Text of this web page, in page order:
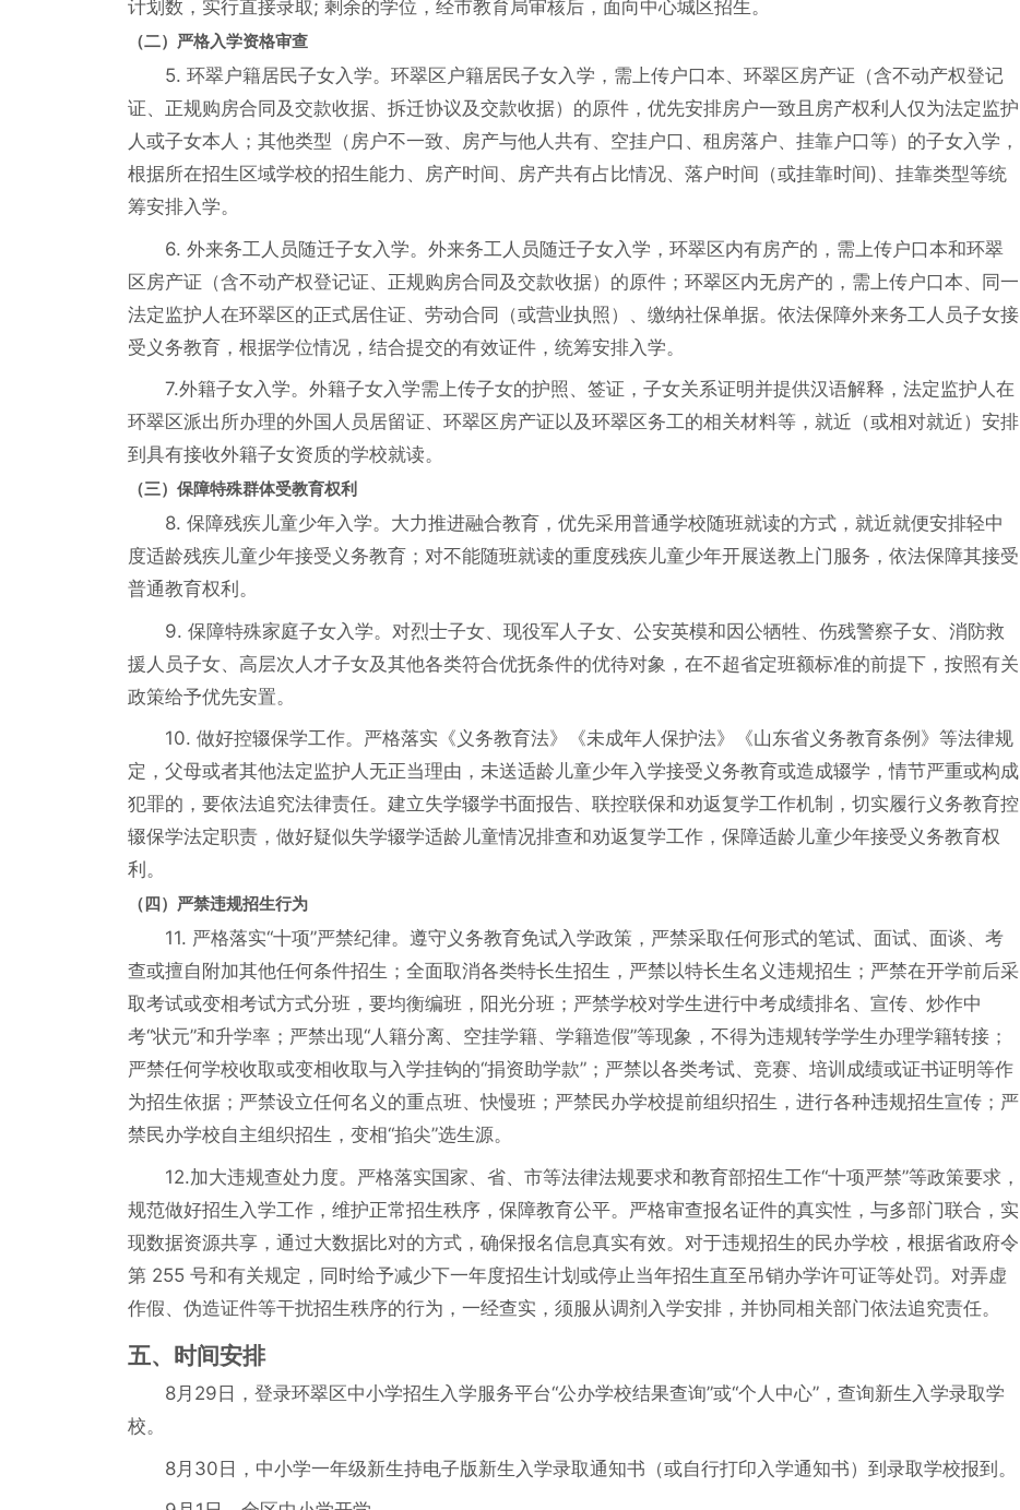
计划数，实行直接录取; 剩余的学位，经市教育局审核后，面向中心城区招生。
（二）严格入学资格审查
5. 环翠户籍居民子女入学。环翠区户籍居民子女入学，需上传户口本、环翠区房产证（含不动产权登记
证、正规购房合同及交款收据、拆迁协议及交款收据）的原件，优先安排房户一致且房产权利人仅为法定监护
人或子女本人；其他类型（房户不一致、房产与他人共有、空挂户口、租房落户、挂靠户口等）的子女入学，
根据所在招生区域学校的招生能力、房产时间、房产共有占比情况、落户时间（或挂靠时间)、挂靠类型等统
筹安排入学。
6. 外来务工人员随迁子女入学。外来务工人员随迁子女入学，环翠区内有房产的，需上传户口本和环翠
区房产证（含不动产权登记证、正规购房合同及交款收据）的原件；环翠区内无房产的，需上传户口本、同一
法定监护人在环翠区的正式居住证、劳动合同（或营业执照）、缴纳社保单据。依法保障外来务工人员子女接
受义务教育，根据学位情况，结合提交的有效证件，统筹安排入学。
7.外籍子女入学。外籍子女入学需上传子女的护照、签证，子女关系证明并提供汉语解释，法定监护人在
环翠区派出所办理的外国人员居留证、环翠区房产证以及环翠区务工的相关材料等，就近（或相对就近）安排
到具有接收外籍子女资质的学校就读。
（三）保障特殊群体受教育权利
8. 保障残疾儿童少年入学。大力推进融合教育，优先采用普通学校随班就读的方式，就近就便安排轻中
度适龄残疾儿童少年接受义务教育；对不能随班就读的重度残疾儿童少年开展送教上门服务，依法保障其接受
普通教育权利。
9. 保障特殊家庭子女入学。对烈士子女、现役军人子女、公安英模和因公牺牲、伤残警察子女、消防救
援人员子女、高层次人才子女及其他各类符合优抚条件的优待对象，在不超省定班额标准的前提下，按照有关
政策给予优先安置。
10. 做好控辍保学工作。严格落实《义务教育法》《未成年人保护法》《山东省义务教育条例》等法律规
定，父母或者其他法定监护人无正当理由，未送适龄儿童少年入学接受义务教育或造成辍学，情节严重或构成
犯罪的，要依法追究法律责任。建立失学辍学书面报告、联控联保和劝返复学工作机制，切实履行义务教育控
辍保学法定职责，做好疑似失学辍学适龄儿童情况排查和劝返复学工作，保障适龄儿童少年接受义务教育权
利。
（四）严禁违规招生行为
11. 严格落实“十项”严禁纪律。遵守义务教育免试入学政策，严禁采取任何形式的笔试、面试、面谈、考
查或擅自附加其他任何条件招生；全面取消各类特长生招生，严禁以特长生名义违规招生；严禁在开学前后采
取考试或变相考试方式分班，要均衡编班，阳光分班；严禁学校对学生进行中考成绩排名、宣传、炒作中
考“状元”和升学率；严禁出现“人籍分离、空挂学籍、学籍造假”等现象，不得为违规转学学生办理学籍转接；
严禁任何学校收取或变相收取与入学挂钩的“捐资助学款”；严禁以各类考试、竞赛、培训成绩或证书证明等作
为招生依据；严禁设立任何名义的重点班、快慢班；严禁民办学校提前组织招生，进行各种违规招生宣传；严
禁民办学校自主组织招生，变相“掐尖”选生源。
12.加大违规查处力度。严格落实国家、省、市等法律法规要求和教育部招生工作“十项严禁”等政策要求，
规范做好招生入学工作，维护正常招生秩序，保障教育公平。严格审查报名证件的真实性，与多部门联合，实
现数据资源共享，通过大数据比对的方式，确保报名信息真实有效。对于违规招生的民办学校，根据省政府令
第 255 号和有关规定，同时给予减少下一年度招生计划或停止当年招生直至吊销办学许可证等处罚。对弄虚
作假、伪造证件等干扰招生秩序的行为，一经查实，须服从调剂入学安排，并协同相关部门依法追究责任。
五、时间安排
8月29日，登录环翠区中小学招生入学服务平台“公办学校结果查询”或“个人中心”，查询新生入学录取学
校。
8月30日，中小学一年级新生持电子版新生入学录取通知书（或自行打印入学通知书）到录取学校报到。